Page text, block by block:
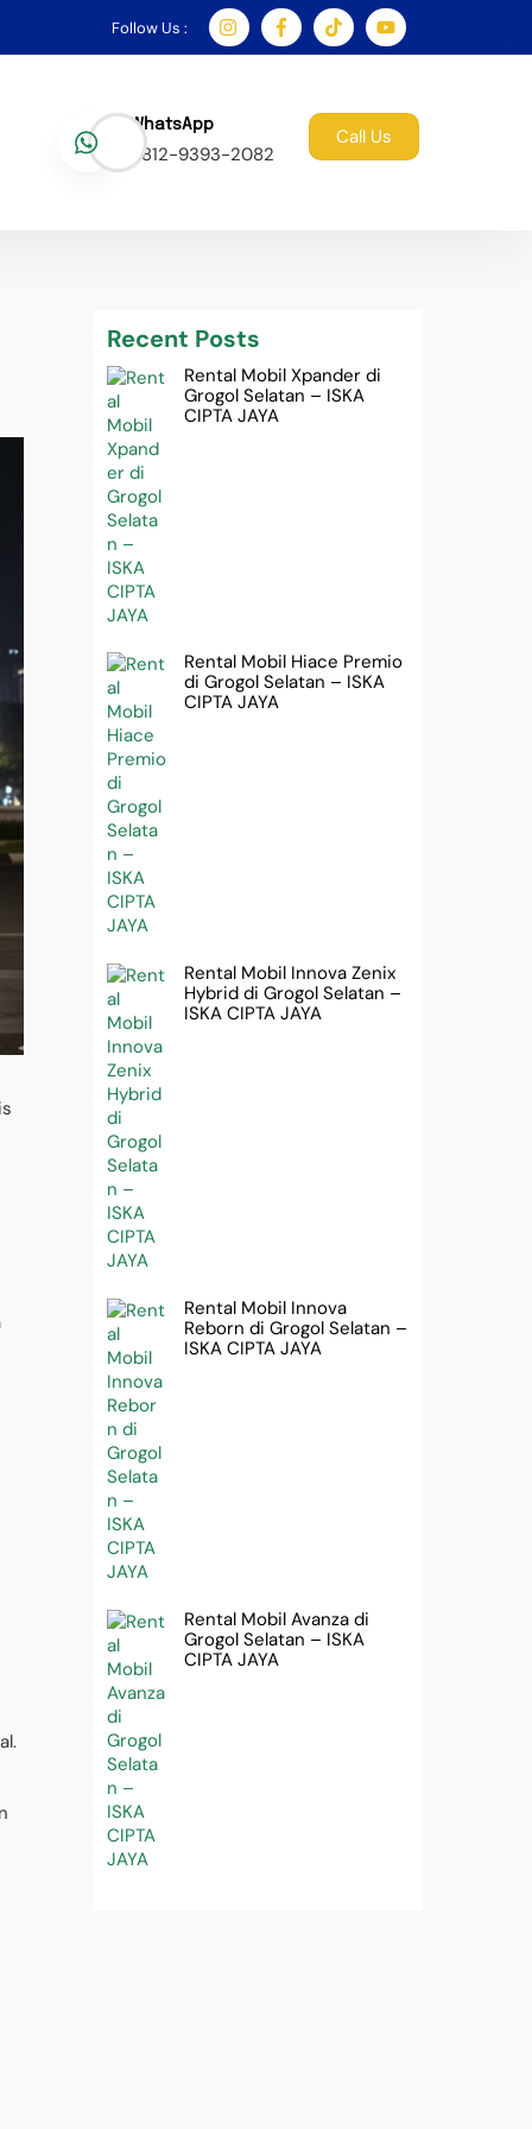
Follow Us :
WhatsApp
0812-9393-2082
Call Us
Recent Posts
Rental Mobil Xpander di
Grogol Selatan – ISKA
CIPTA JAYA
Rental Mobil Hiace Premio
di Grogol Selatan – ISKA
CIPTA JAYA
Rental Mobil Innova Zenix
Hybrid di Grogol Selatan –
ISKA CIPTA JAYA
Rental Mobil Innova
Reborn di Grogol Selatan –
ISKA CIPTA JAYA
Rental Mobil Avanza di
Grogol Selatan – ISKA
CIPTA JAYA